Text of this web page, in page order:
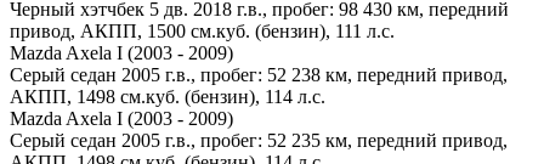
Черный хэтчбек 5 дв. 2018 г.в., пробег: 98 430 км, передний
привод, АКПП, 1500 см.куб. (бензин), 111 л.с.
Mazda Axela I (2003 - 2009)
Серый седан 2005 г.в., пробег: 52 238 км, передний привод,
АКПП, 1498 см.куб. (бензин), 114 л.с.
Mazda Axela I (2003 - 2009)
Серый седан 2005 г.в., пробег: 52 235 км, передний привод,